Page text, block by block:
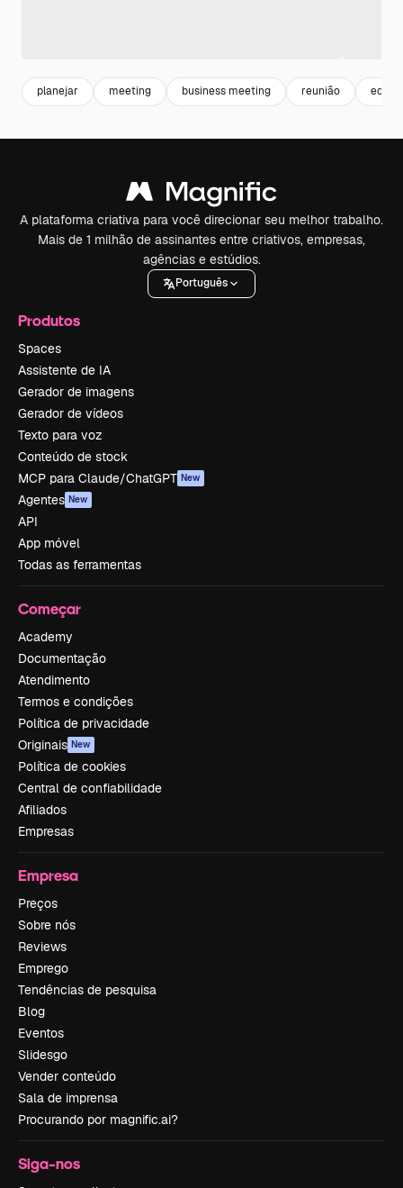
planejar meeting business meeting reunião
A plataforma criativa para você direcionar seu melhor trabalho.
Mais de 1 milhão de assinantes entre criativos, empresas,
agências e estúdios.
Português
Produtos
Spaces
Assistente de IA
Gerador de imagens
Gerador de vídeos
Texto para voz
Conteúdo de stock
MCP para Claude/ChatGPT New
Agentes New
API
App móvel
Todas as ferramentas
Começar
Academy
Documentação
Atendimento
Termos e condições
Política de privacidade
Originais New
Política de cookies
Central de confiabilidade
Afiliados
Empresas
Empresa
Preços
Sobre nós
Reviews
Emprego
Tendências de pesquisa
Blog
Eventos
Slidesgo
Vender conteúdo
Sala de imprensa
Procurando por magnific.ai?
Siga-nos